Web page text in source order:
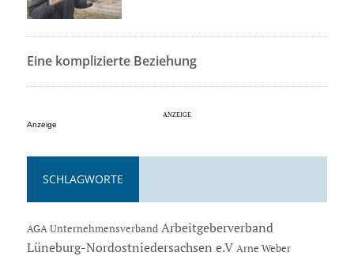
Eine komplizierte Beziehung
Anzeige
SCHLAGWORTE
AGA Unternehmensverband Arbeitgeberverband
Lüneburg-Nordostniedersachsen e.V Arne Weber